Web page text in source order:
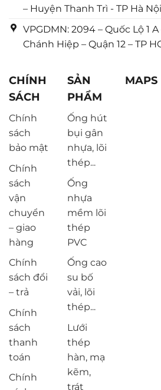
– Huyện Thanh Trì - TP Hà
VPGDMN: 2094 – Quốc Lộ 1
Chánh Hiệp – Quận 12 – TP
CHÍNH
SÁCH
Chính
sách
bảo mật
Chính
sách
vận
chuyển
– giao
hàng
Chính
sách đổi
– trả
Chính
sách
thanh
toán
Chính
SẢN
PHẨM
Ống hút
bụi gân
nhựa, lõi
thép...
Ống
nhựa
mềm lõi
thép
PVC
Ống cao
su bố
vải, lõi
thép...
Lưới
thép
hàn, mạ
kẽm,
trát
MAPS